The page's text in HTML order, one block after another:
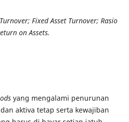
Fixed Asset Turnover; Rasio
on Assets.
yang mengalami penurunan
aktiva tetap serta kewajiban